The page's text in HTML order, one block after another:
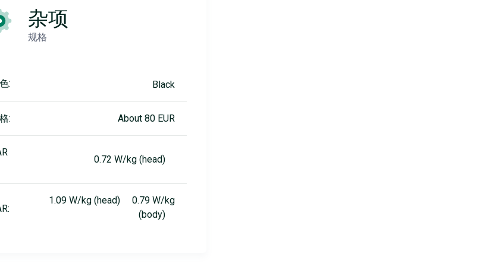
杂项
规格
: Black
: About 80 EUR
0.72 W/kg (head)
1.09 W/kg (head) 0.79 W/kg
(body)